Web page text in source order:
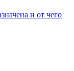
и от чего